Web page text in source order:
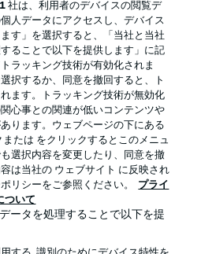
優先設定を管理する
放送局
選手
社は、利用者のデバイスの閲覧デ
人データにアクセスし、デバイス
す」を選択すると、「当社と当社
ることで以下を提供します」に記
ラッキング技術が有効化されま
択するか、同意を撤回すると、ト
ます。トラッキング技術が無効化
心事との関連が低いコンテンツや
ります。ウェブページの下にある
たは をクリックするとこのメニュ
選択内容を変更したり、同意を撤
は当社の ウェブサイト に反映され
リシーをご参照ください。
プライ
ついて
ータを処理することで以下を提